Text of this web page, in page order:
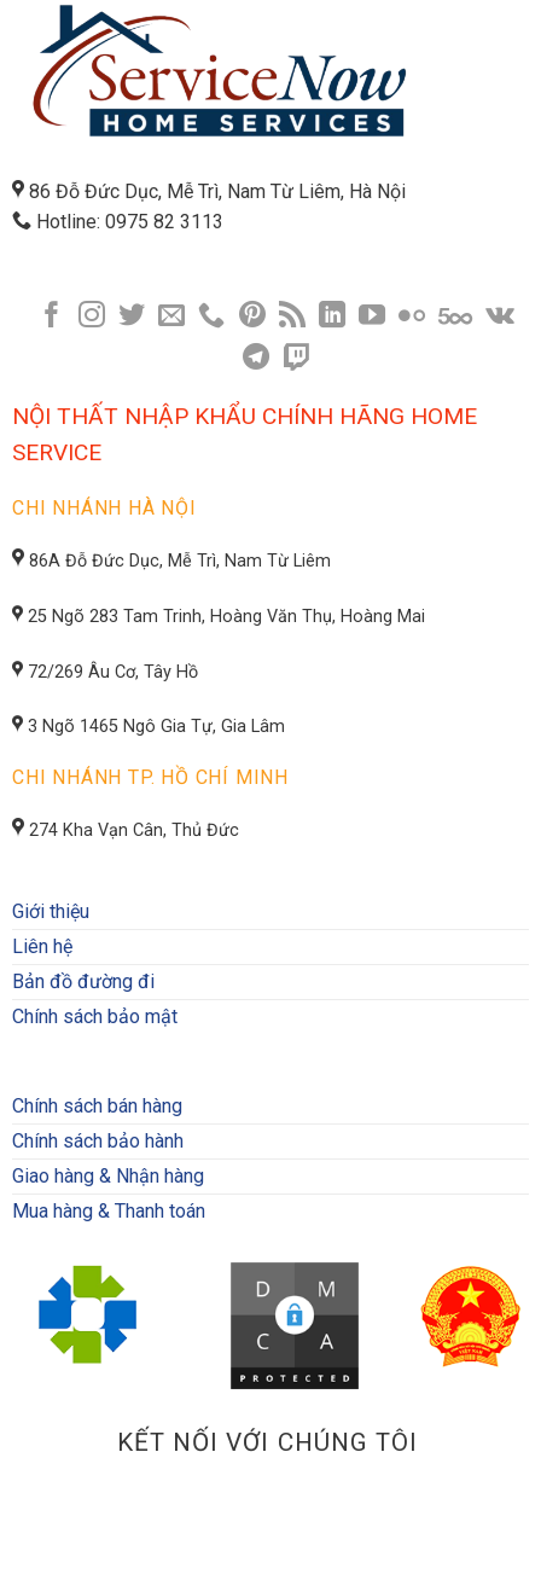
86 Đỗ Đức Dục, Mễ Trì, Nam Từ Liêm, Hà Nội
Hotline: 0975 82 3113
NỘI THẤT NHẬP KHẨU CHÍNH HÃNG HOME
SERVICE
CHI NHÁNH HÀ NỘI
86A Đỗ Đức Dục, Mễ Trì, Nam Từ Liêm
25 Ngõ 283 Tam Trinh, Hoàng Văn Thụ, Hoàng Mai
72/269 Âu Cơ, Tây Hồ
3 Ngõ 1465 Ngô Gia Tự, Gia Lâm
CHI NHÁNH TP. HỒ CHÍ MINH
274 Kha Vạn Cân, Thủ Đức
Giới thiệu
Liên hệ
Bản đồ đường đi
Chính sách bảo mật
Chính sách bán hàng
Chính sách bảo hành
Giao hàng & Nhận hàng
Mua hàng & Thanh toán
KẾT NỐI VỚI CHÚNG TÔI